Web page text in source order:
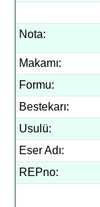
Nota:
Makamı:
Formu:
Bestekarı:
Usulü:
Eser Adı:
REPno: